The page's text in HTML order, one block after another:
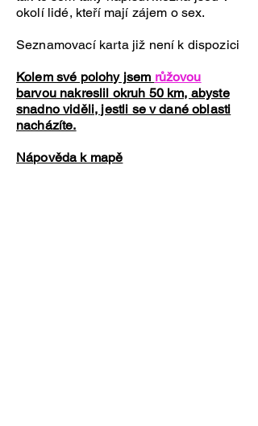
okolí lidé, kteří mají zájem o sex.
Seznamovací karta již není k dispozici
Kolem své polohy jsem růžovou
barvou nakreslil okruh 50 km, abyste
snadno viděli, jestli se v dané oblasti
nacházíte.
Nápověda k mapě